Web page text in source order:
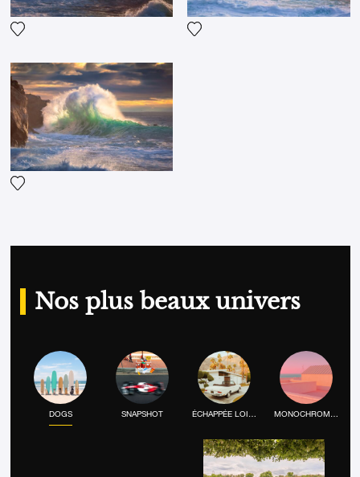
Nos plus beaux univers
DOGS SNAPSHOT ÉCHAPPÉE LOINTAINE MONOCHROME MOOD